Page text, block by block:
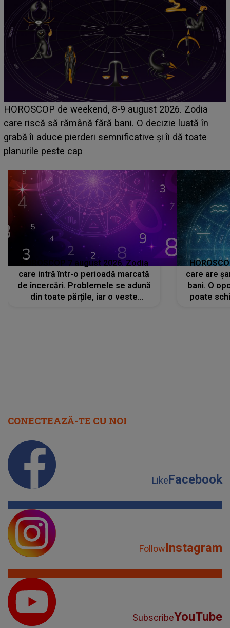
Emanuel a ținut ACEST DETALIU ASCUNS până
acum! În fața Alexandrei, concurentul din Casa Iubirii
face o MĂRTURISIRE NEAȘTEPTATĂ despre mama
sa: "I-am spus și ei în față, eu nu te iubesc pentru
HOROSCOP 7 august 2026. Zodia
care intră într-o perioadă marcată
de încercări. Problemele se adună
din toate părțile, iar o veste
care are
bani. O
poate
CONECTEAZĂ-TE CU NOI
LikeFacebook
FollowInstagram
SubscribeYouTube